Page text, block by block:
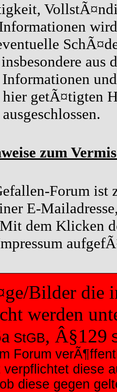
aus
getÃ¤tigten
zum
Forum
E-
dem Klicken
Bilder die
werden
StGB, Â§129
Forum
verpflichtet diese
diese gegen